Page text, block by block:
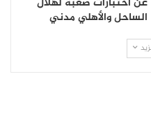
الساحل والأهلي مدني